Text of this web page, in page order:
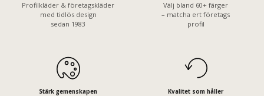
Profilkläder & företagskläder
med tidlös design
sedan 1983
Välj bland 60+ färger
– matcha ert företags
profil
Stärk gemenskapen Kvalitet som håller